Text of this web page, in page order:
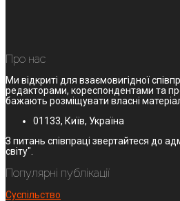
Про нас
Ми відкриті для взаємовигідної
редакторами, кореспондентами та
бажають розміщувати власні
01133, Київ, Україна
З питань співпраці звертайтеся до
світу".
Популярні публікації
Суспільство